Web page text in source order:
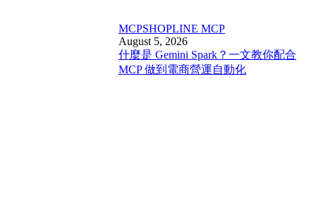
MCPSHOPLINE MCP
August 5, 2026
什麼是 Gemini Spark？一文教你配合
MCP 做到電商營運自動化